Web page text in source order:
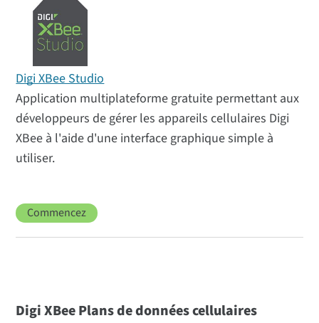
Digi XBee Studio
Application multiplateforme gratuite permettant aux
développeurs de gérer les appareils cellulaires Digi
XBee à l'aide d'une interface graphique simple à
utiliser.
Commencez
Digi XBee Plans de données cellulaires